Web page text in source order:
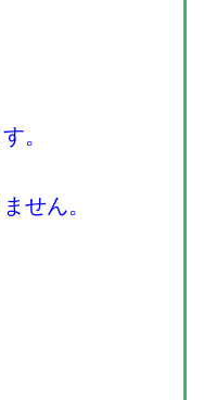
。
せん。